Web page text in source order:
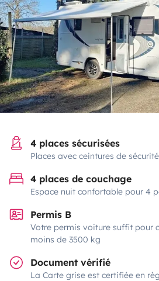
4 places sécurisées
Places avec ceintures de sécurité
4 places de couchage
Espace nuit confortable pour 4
Permis B
Votre permis voiture suffit pour
moins de 3500 kg
Document vérifié
La Carte grise est certifiée en